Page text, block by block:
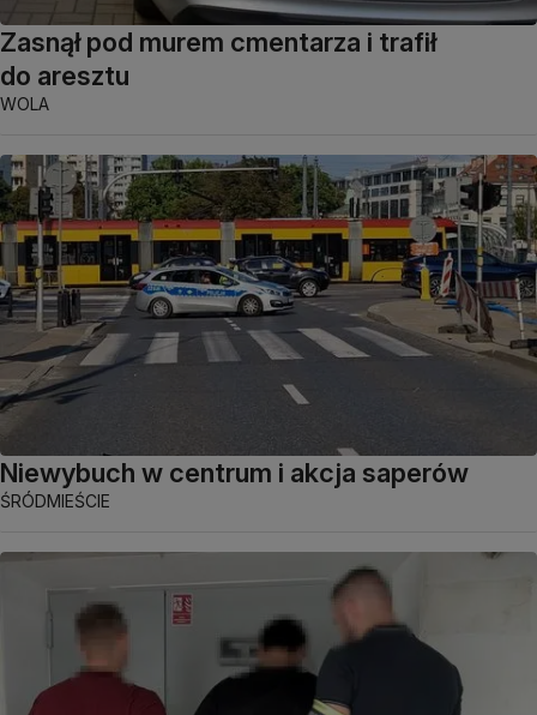
Zasnął pod murem cmentarza i trafił
do aresztu
WOLA
Niewybuch w centrum i akcja saperów
ŚRÓDMIEŚCIE